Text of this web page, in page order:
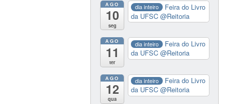
AGO
10
seg
dia inteiro
Feira do Livro
da UFSC@Reitoria
AGO
11
ter
dia inteiro
Feira do Livro
da UFSC@Reitoria
AGO
12
qua
dia inteiro
Feira do Livro
da UFSC@Reitoria